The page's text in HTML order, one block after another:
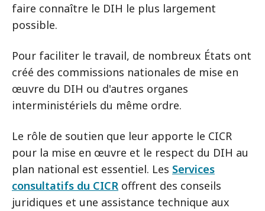
faire connaître le DIH le plus largement
possible.
Pour faciliter le travail, de nombreux États ont
créé des commissions nationales de mise en
œuvre du DIH ou d'autres organes
interministériels du même ordre.
Le rôle de soutien que leur apporte le CICR
pour la mise en œuvre et le respect du DIH au
plan national est essentiel. Les Services
consultatifs du CICR offrent des conseils
juridiques et une assistance technique aux